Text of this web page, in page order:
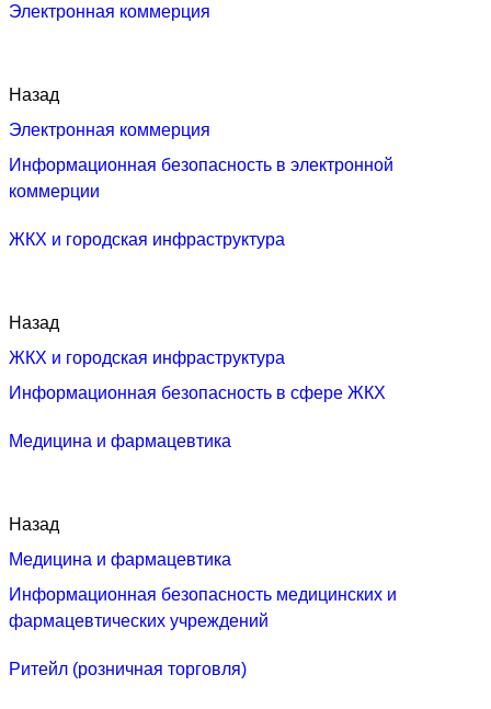
Электронная коммерция
Назад
Электронная коммерция
Информационная безопасность в электронной
коммерции
ЖКХ и городская инфраструктура
Назад
ЖКХ и городская инфраструктура
Информационная безопасность в сфере ЖКХ
Медицина и фармацевтика
Назад
Медицина и фармацевтика
Информационная безопасность медицинских и
фармацевтических учреждений
Ритейл (розничная торговля)